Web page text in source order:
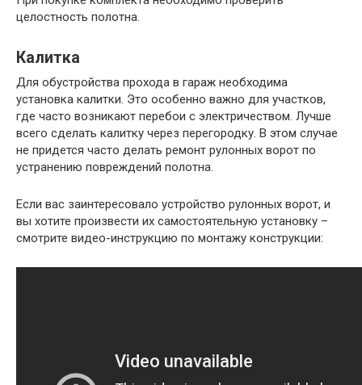
целостность полотна.
Калитка
Для обустройства прохода в гараж необходима
установка калитки. Это особенно важно для участков,
где часто возникают перебои с электричеством. Лучше
всего сделать калитку через перегородку. В этом случае
не придется часто делать ремонт рулонных ворот по
устранению повреждений полотна.
Если вас заинтересовало устройство рулонных ворот, и
вы хотите произвести их самостоятельную установку –
смотрите видео-инструкцию по монтажу конструкции: